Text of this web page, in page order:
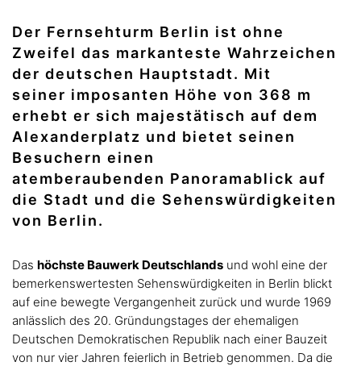
Der Fernsehturm Berlin ist ohne
Zweifel das markanteste Wahrzeichen
der deutschen Hauptstadt. Mit
seiner imposanten Höhe von 368 m
erhebt er sich majestätisch auf dem
Alexanderplatz und bietet seinen
Besuchern einen
atemberaubenden Panoramablick auf
die Stadt und die Sehenswürdigkeiten
von Berlin.
Das höchste Bauwerk Deutschlands und wohl eine der
bemerkenswertesten Sehenswürdigkeiten in Berlin blickt
auf eine bewegte Vergangenheit zurück und wurde 1969
anlässlich des 20. Gründungstages der ehemaligen
Deutschen Demokratischen Republik nach einer Bauzeit
von nur vier Jahren feierlich in Betrieb genommen. Da die